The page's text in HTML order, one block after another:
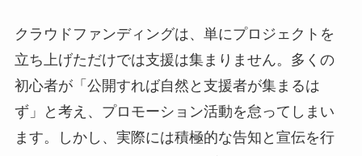
クラウドファンディングは、単にプロジェクトを
立ち上げただけでは支援は集まりません。多くの
初心者が「公開すれば自然と支援者が集まるは
ず」と考え、プロモーション活動を怠ってしまい
ます。しかし、実際には積極的な告知と宣伝を行